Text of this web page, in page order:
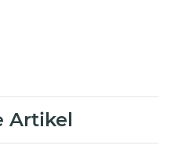
Artikel